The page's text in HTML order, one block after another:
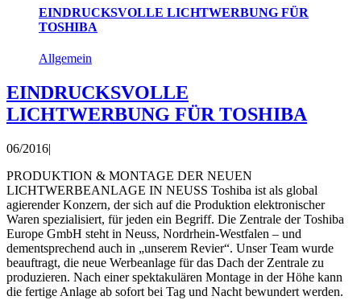
EINDRUCKSVOLLE LICHTWERBUNG FÜR
TOSHIBA
Allgemein
EINDRUCKSVOLLE
LICHTWERBUNG FÜR TOSHIBA
06/2016|
PRODUKTION & MONTAGE DER NEUEN
LICHTWERBEANLAGE IN NEUSS Toshiba ist als global
agierender Konzern, der sich auf die Produktion elektronischer
Waren spezialisiert, für jeden ein Begriff. Die Zentrale der Toshiba
Europe GmbH steht in Neuss, Nordrhein-Westfalen – und
dementsprechend auch in „unserem Revier“. Unser Team wurde
beauftragt, die neue Werbeanlage für das Dach der Zentrale zu
produzieren. Nach einer spektakulären Montage in der Höhe kann
die fertige Anlage ab sofort bei Tag und Nacht bewundert werden.